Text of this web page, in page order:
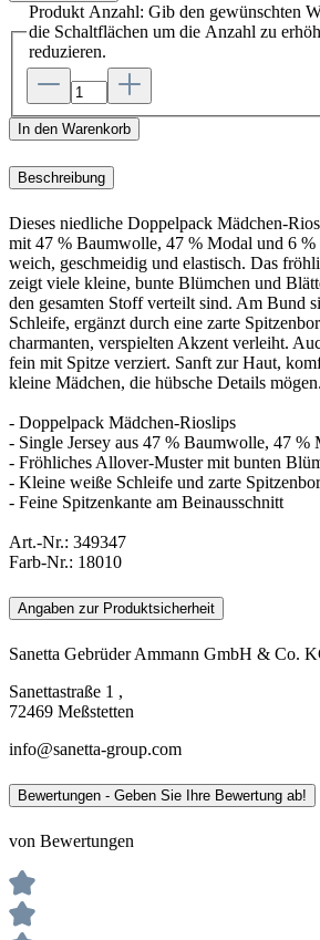
Produkt Anzahl: Gib den gewünschten
die Schaltflächen um die Anzahl zu
reduzieren.
In den Warenkorb
Beschreibung
Dieses niedliche Doppelpack Mädchen-
mit 47 % Baumwolle, 47 % Modal und 6 %
weich, geschmeidig und elastisch. Das
zeigt viele kleine, bunte Blümchen und
den gesamten Stoff verteilt sind. Am Bund
Schleife, ergänzt durch eine zarte
charmanten, verspielten Akzent verleiht.
fein mit Spitze verziert. Sanft zur Haut,
kleine Mädchen, die hübsche Details mögen.
- Doppelpack Mädchen-Rioslips
- Single Jersey aus 47 % Baumwolle, 47 %
- Fröhliches Allover-Muster mit bunten
- Kleine weiße Schleife und zarte
- Feine Spitzenkante am Beinausschnitt
Art.-Nr.: 349347
Farb-Nr.: 18010
Angaben zur Produktsicherheit
Sanetta Gebrüder Ammann GmbH & Co.
Sanettastraße 1 ,
72469 Meßstetten
info@sanetta-group.com
Bewertungen - Geben Sie Ihre Bewertung ab!
von Bewertungen